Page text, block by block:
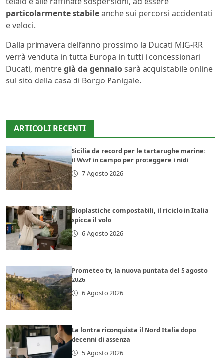
particolarmente stabileanche sui percorsi accidentati
e veloci.
Dalla primavera dell’anno prossimo la Ducati MIG-RR
verrà venduta in tutta Europa in tutti i concessionari
Ducati, mentregià da gennaiosarà acquistabile online
sul sito della casa di Borgo Panigale.
ARTICOLI RECENTI
Sicilia da record per le tartarughe marine:
il Wwf in campo per proteggere i nidi
7 Agosto 2026
Bioplastiche compostabili, il riciclo in Italia
spicca il volo
6 Agosto 2026
Prometeo tv, la nuova puntata del 5 agosto
2026
6 Agosto 2026
La lontra riconquista il Nord Italia dopo
decenni di assenza
5 Agosto 2026